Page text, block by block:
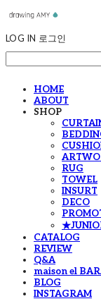
LOG IN 로그인
HOME
ABOUT
SHOP
RUG
TOWEL
INSURT
DECO
CATALOG
REVIEW
Q&A
maison el
BLOG
INSTAGRAM